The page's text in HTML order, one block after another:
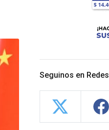
Seguinos en Redes